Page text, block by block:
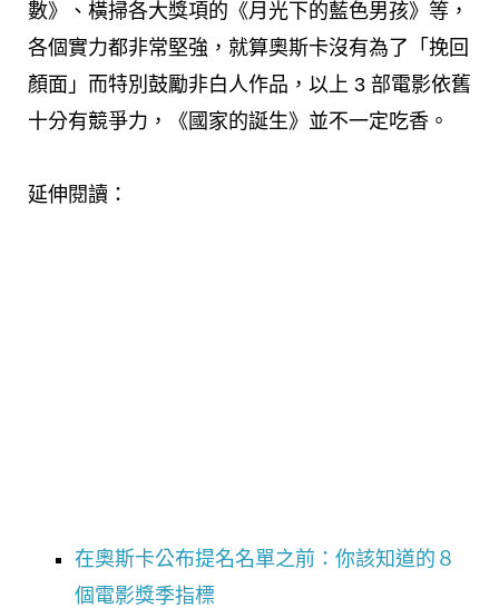
數》、橫掃各大獎項的《月光下的藍色男孩》等，
各個實力都非常堅強，就算奧斯卡沒有為了「挽回
顏面」而特別鼓勵非白人作品，以上 3 部電影依舊
十分有競爭力，《國家的誕生》並不一定吃香。
延伸閱讀：
在奧斯卡公布提名名單之前：你該知道的８
個電影獎季指標